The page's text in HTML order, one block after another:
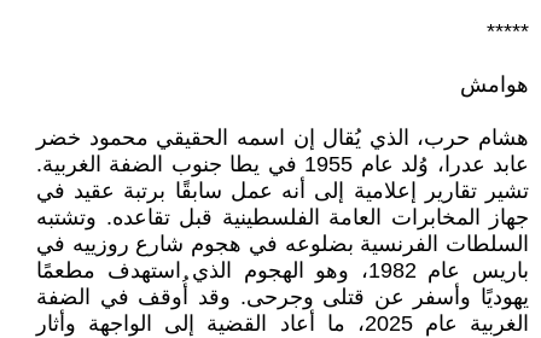
*****
هوامش
هشام حرب، الذي يُقال إن اسمه الحقيقي محمود خضر
عابد عدرا، وُلد عام 1955 في يطا جنوب الضفة الغربية.
تشير تقارير إعلامية إلى أنه عمل سابقًا برتبة عقيد في
جهاز المخابرات العامة الفلسطينية قبل تقاعده. وتشتبه
السلطات الفرنسية بضلوعه في هجوم شارع روزييه في
باريس عام 1982، وهو الهجوم الذي استهدف مطعمًا
يهوديًا وأسفر عن قتلى وجرحى. وقد أُوقف في الضفة
الغربية عام 2025، ما أعاد القضية إلى الواجهة وأثار